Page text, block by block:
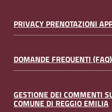
PRIVACY PRENOTAZIONI
DOMANDE FREQUENTI (FAQ)
GESTIONE DEI COMMENTI
COMUNE DI REGGIO EMILIA